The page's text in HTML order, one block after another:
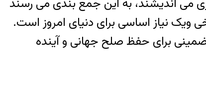
می اندیشند، به این جمع بندی می رسند
نیاز اساسی برای دنیای امروز است.
برای حفظ صلح جهانی و آینده